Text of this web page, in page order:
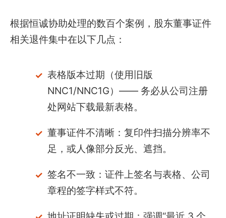
根据恒诚协助处理的数百个案例，股东董事证件
相关退件集中在以下几点：
表格版本过期（使用旧版
NNC1/NNC1G）—— 务必从公司注册
处网站下载最新表格。
董事证件不清晰：复印件扫描分辨率不
足，或人像部分反光、遮挡。
签名不一致：证件上签名与表格、公司
章程的签字样式不符。